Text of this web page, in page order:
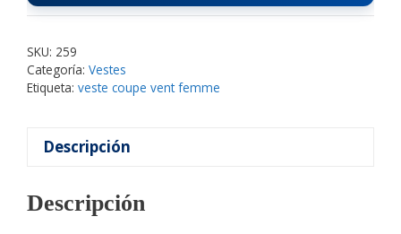
SKU: 259
Categoría: Vestes
Etiqueta: veste coupe vent femme
Descripción
Descripción